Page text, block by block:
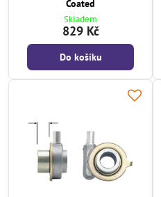
Coated
Skladem
829 Kč
Do košíku